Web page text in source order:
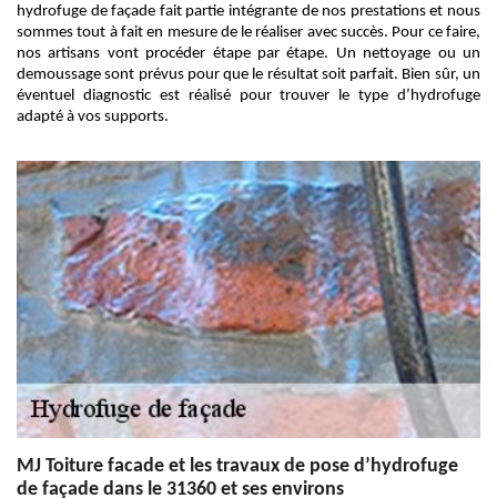
hydrofuge de façade fait partie intégrante de nos prestations et nous
sommes tout à fait en mesure de le réaliser avec succès. Pour ce faire,
nos artisans vont procéder étape par étape. Un nettoyage ou un
demoussage sont prévus pour que le résultat soit parfait. Bien sûr, un
éventuel diagnostic est réalisé pour trouver le type d’hydrofuge
adapté à vos supports.
MJ Toiture facade et les travaux de pose d’hydrofuge
de façade dans le 31360 et ses environs